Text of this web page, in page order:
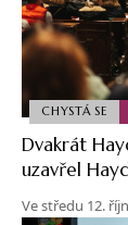
CHYSTÁ SE
Dvakrát
uzavřel
Ve středu 12.